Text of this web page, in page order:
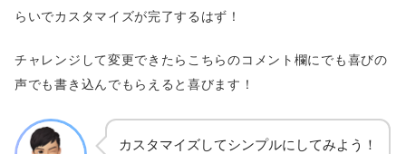
らいでカスタマイズが完了するはず！
チャレンジして変更できたらこちらのコメント欄にでも喜びの
声でも書き込んでもらえると喜びます！
カスタマイズしてシンプルにしてみよう！